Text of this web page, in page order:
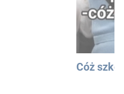
Cóż